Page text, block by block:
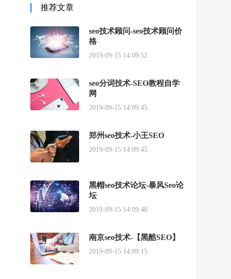
推荐文章
seo技术顾问-seo技术顾问价
格
2019-09-15 14:09:52
seo分词技术-SEO教程自学
网
2019-09-15 14:09:45
郑州seo技术-小王SEO
2019-09-15 14:09:45
黑帽seo技术论坛-暴风Seo论
坛
2019-09-15 14:09:48
南京seo技术-【黑酷SEO】
2019-09-15 14:09:15